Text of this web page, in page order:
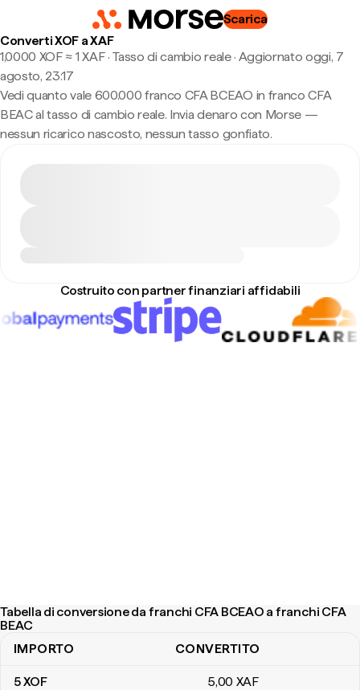
Scarica
Converti XOF a XAF
1,0000 XOF ≈ 1 XAF · Tasso di cambio reale· Aggiornato oggi, 7
agosto, 23:17
Vedi quanto vale 600.000 franco CFA BCEAO in franco CFA
BEAC al tasso di cambio reale. Invia denaro con Morse —
nessun ricarico nascosto, nessun tasso gonfiato.
Costruito con partner finanziari affidabili
Tabella di conversione da franchi CFA BCEAO a franchi CFA
BEAC
Tabella di conversione da franchi CFA BCEAO a franchi CFA
IMPORTO CONVERTITO
5XOF 5,00 XAF